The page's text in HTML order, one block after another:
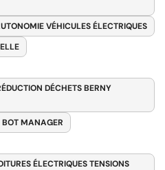
VÉHICULES ÉLECTRIQUES
DÉCHETS BERNY
BOT MANAGER
ÉLECTRIQUES TENSIONS